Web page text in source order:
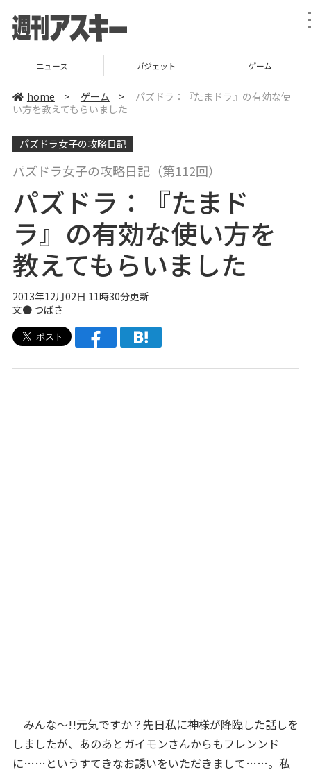
ニュース ガジェット ゲーム
home > ゲーム >
パズドラ：『たまドラ』の有効な使
い方を教えてもらいました
パズドラ女子の攻略日記
パズドラ女子の攻略日記（第112回）
パズドラ：『たまド
ラ』の有効な使い方を
教えてもらいました
2013年12月02日 11時30分更新
文● つばさ
みんな〜!!元気ですか？先日私に神様が降臨した話しを
しましたが、あのあとガイモンさんからもフレンンド
に……というすてきなお誘いをいただきまして……。私